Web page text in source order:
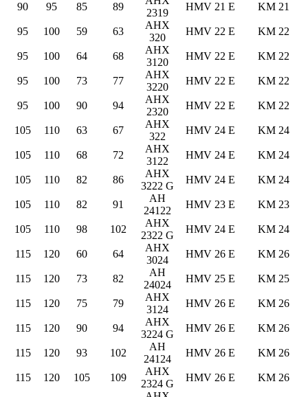
90 95 85 89
2319
HMV 21 E KM 21
95 100 59 63
AHX
320
HMV 22 E KM 22
95 100 64 68
AHX
3120
HMV 22 E KM 22
95 100 73 77
AHX
3220
HMV 22 E KM 22
95 100 90 94
AHX
2320
HMV 22 E KM 22
105 110 63 67
AHX
322
HMV 24 E KM 24
105 110 68 72
AHX
3122
HMV 24 E KM 24
105 110 82 86
AHX
3222 G
HMV 24 E KM 24
105 110 82 91
AH
24122
HMV 23 E KM 23
105 110 98 102
AHX
2322 G
HMV 24 E KM 24
115 120 60 64
AHX
3024
HMV 26 E KM 26
115 120 73 82
AH
24024
HMV 25 E KM 25
115 120 75 79
AHX
3124
HMV 26 E KM 26
115 120 90 94
AHX
3224 G
HMV 26 E KM 26
115 120 93 102
AH
24124
HMV 26 E KM 26
115 120 105 109
AHX
2324 G
HMV 26 E KM 26